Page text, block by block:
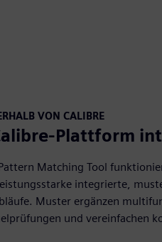
VON CALIBRE
Plattform
Matching Tool
integrierte,
Muster ergänzen
und vereinfachen